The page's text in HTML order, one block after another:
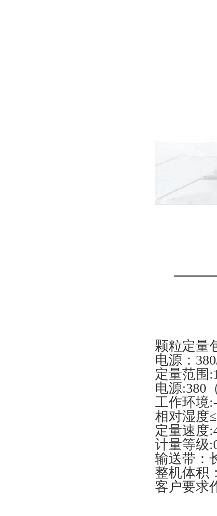
颗粒定量
电源：
定量范围
电源:380
工作环境
相对湿度
定量速度
计量等级
输送带：
整机体积
客户要求